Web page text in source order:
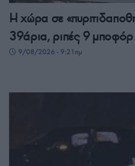
Η χώρα σε
39άρια, ριπές 9
9/08/2026 - 9:21πμ